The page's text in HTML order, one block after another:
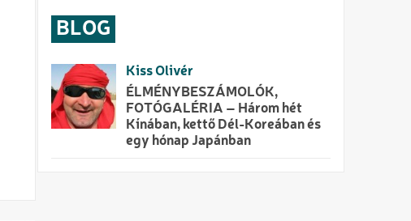
BLOG
Kiss Olivér
ÉLMÉNYBESZÁMOLÓK,
FOTÓGALÉRIA – Három hét
Kínában, kettő Dél-Koreában és
egy hónap Japánban